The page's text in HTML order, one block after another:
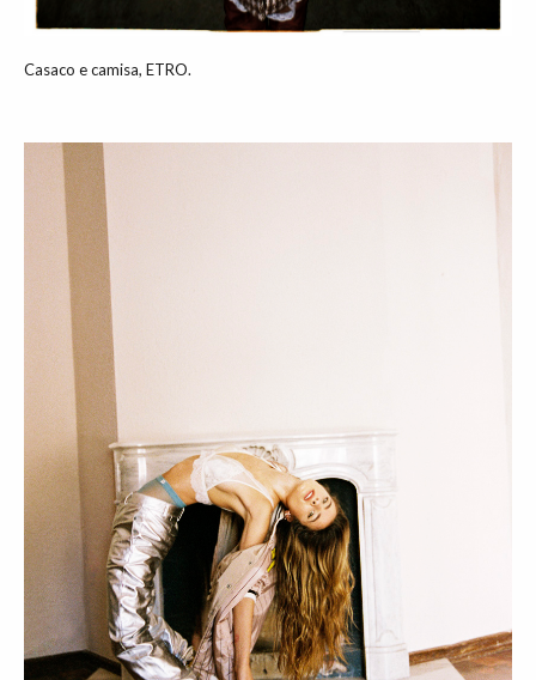
Casaco e camisa, ETRO.